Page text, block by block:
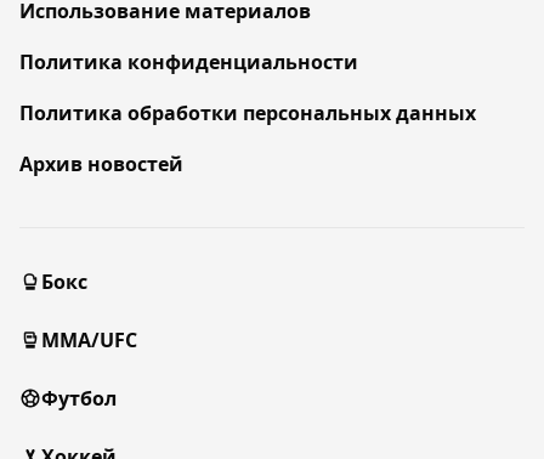
Использование материалов
Политика конфиденциальности
Политика обработки персональных данных
Архив новостей
Бокс
MMA/UFC
Футбол